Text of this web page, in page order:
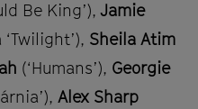
Be King’), Jamie
Sheila Atim
(‘Humans’), Georgie
Alex Sharp